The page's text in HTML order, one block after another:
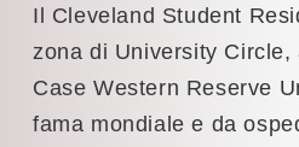
Il Cleveland Student
zona di University
Case Western Reserve
fama mondiale e da